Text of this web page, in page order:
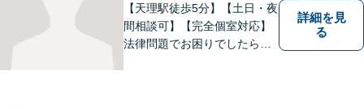
【天理駅徒歩5分】【土日・夜
間相談可】【完全個室対応】
法律問題でお困りでしたらお
詳細を見
る